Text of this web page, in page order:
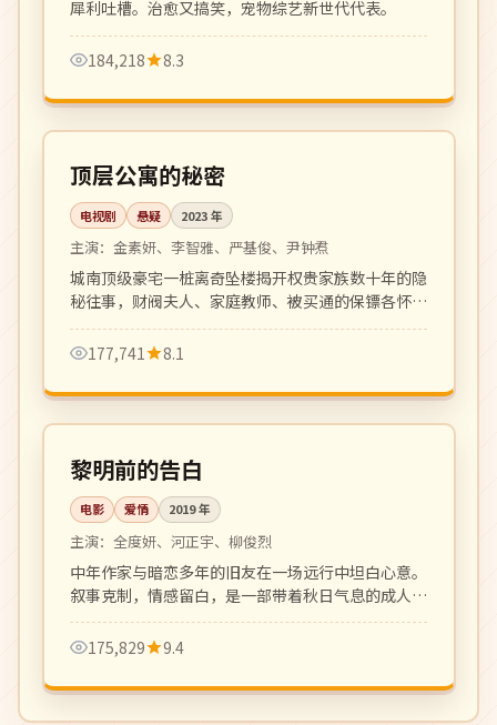
犀利吐槽。治愈又搞笑，宠物综艺新世代代表。
184,218 8.3
韩国
完结 全 21 集
顶层公寓的秘密
电视剧 悬疑 2023年
主演： 金素妍、李智雅、严基俊、尹钟焄
城南顶级豪宅一桩离奇坠楼揭开权贵家族数十年的隐
秘往事，财阀夫人、家庭教师、被买通的保镖各怀心
事，复仇爽剧悬疑代表作。
177,741
8.1
韩国
高分 111 分钟
黎明前的告白
电影 爱情 2019年
主演： 全度妍、河正宇、柳俊烈
中年作家与暗恋多年的旧友在一场远行中坦白心意。
叙事克制，情感留白，是一部带着秋日气息的成人向
爱情电影。
175,829
9.4